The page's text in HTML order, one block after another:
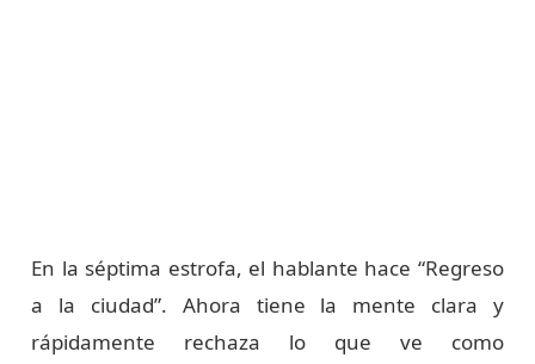
En la séptima estrofa, el hablante hace “Regreso
a la ciudad”. Ahora tiene la mente clara y
rápidamente rechaza lo que ve como